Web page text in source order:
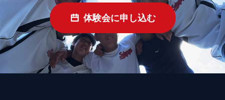
体験会に申し込む